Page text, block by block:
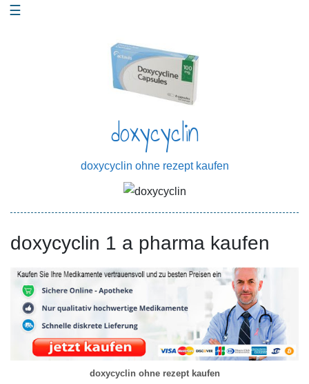
Skip
☰
doxycyclin
doxycyclin ohne rezept kaufen
doxycyclin 1 a pharma kaufen
doxycyclin ohne rezept kaufen